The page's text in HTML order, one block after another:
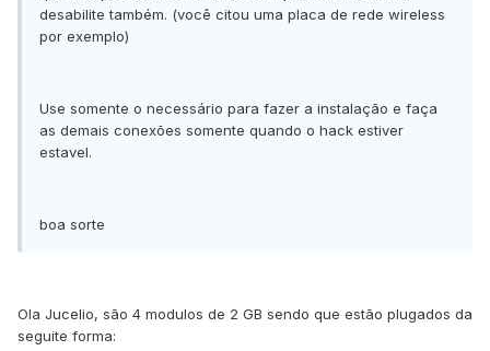
desabilite também. (você citou uma placa de rede wireless
por exemplo)
Use somente o necessário para fazer a instalação e faça
as demais conexões somente quando o hack estiver
estavel.
boa sorte
Ola Jucelio, são 4 modulos de 2 GB sendo que estão plugados da
seguite forma: